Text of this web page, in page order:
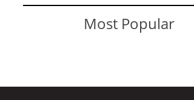
Most Popular